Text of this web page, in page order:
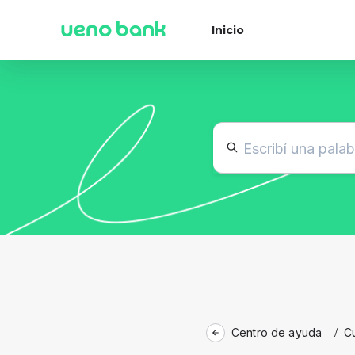
Inicio
Centro de ayuda /